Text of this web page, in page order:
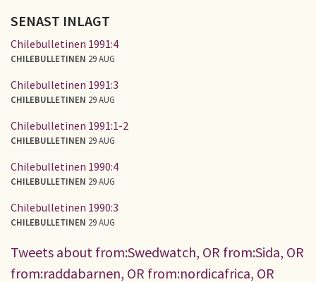
SENAST INLAGT
Chilebulletinen 1991:4
CHILEBULLETINEN 29 AUG
Chilebulletinen 1991:3
CHILEBULLETINEN 29 AUG
Chilebulletinen 1991:1-2
CHILEBULLETINEN 29 AUG
Chilebulletinen 1990:4
CHILEBULLETINEN 29 AUG
Chilebulletinen 1990:3
CHILEBULLETINEN 29 AUG
Tweets about from:Swedwatch, OR from:Sida, OR
from:raddabarnen, OR from:nordicafrica, OR